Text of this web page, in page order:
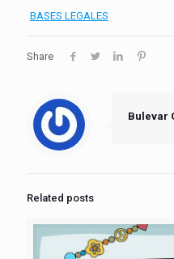
BASES LEGALES
Share
Bulevar
Related posts